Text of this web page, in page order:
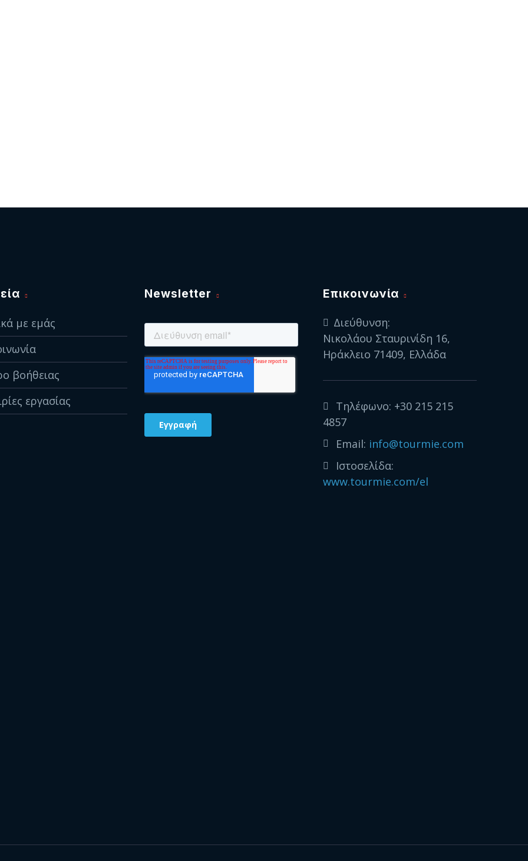
με εμάς
βοήθειας
εργασίας
Newsletter Eπικοινωνία
Διεύθυνση:
Νικολάου Σταυρινίδη 16,
Ηράκλειο 71409, Ελλάδα
Τηλέφωνο: +30 215 215
4857
Email: info@tourmie.com
Ιστοσελίδα:
www.tourmie.com/el